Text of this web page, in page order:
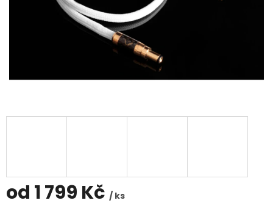
od 1 799 Kč / ks